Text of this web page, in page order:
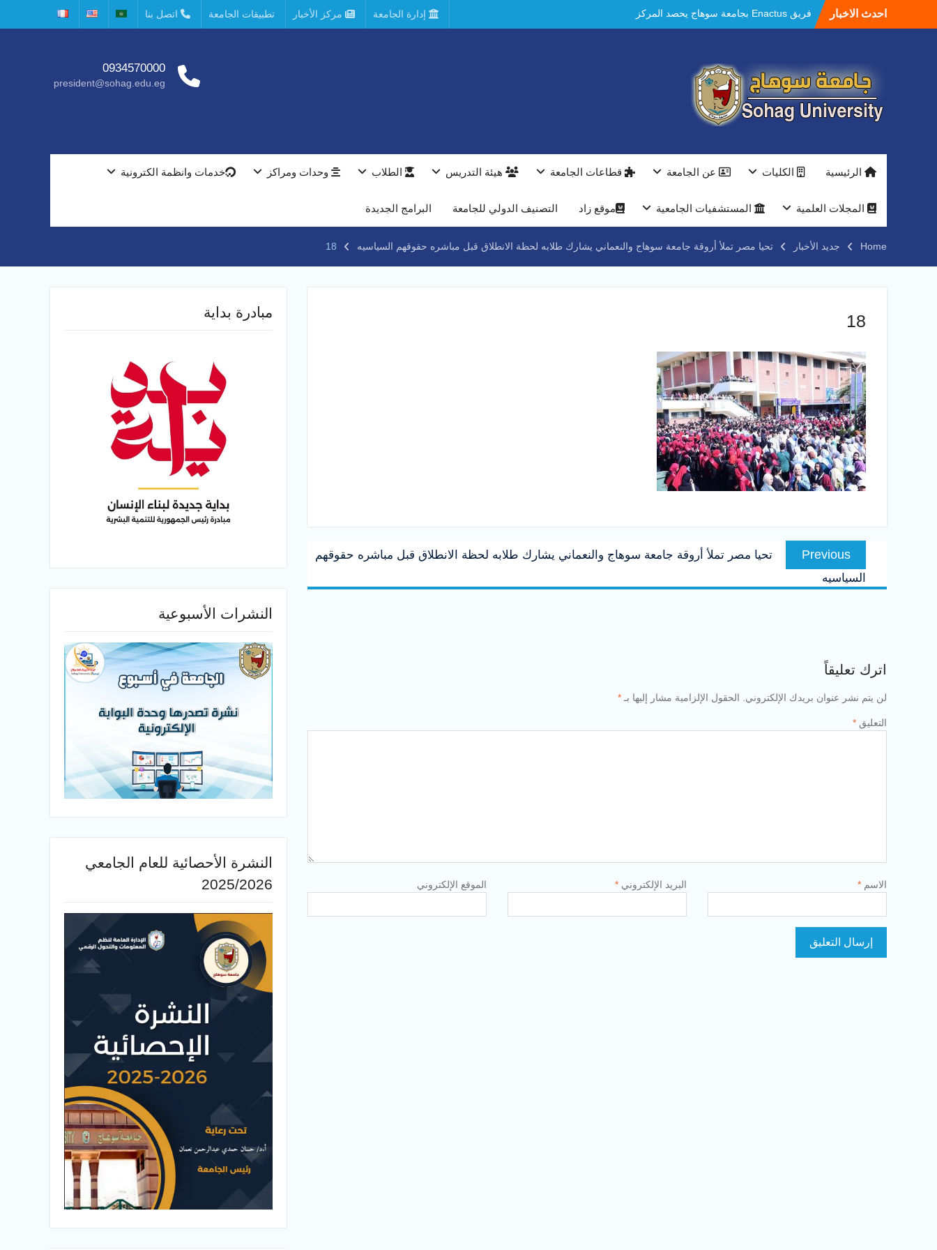
احدث الاخبار
فريق Enactus بجامعة سوهاج يحصد المركز
الاول في الابتكار وتمكين المراة والمركز الثاني
مستشفيات سوهاج الجامعية تحقق إنجازًا طبيًا
جديدًا و تنجح في علاج 3 حالات أكالازيا بتقنية
POEM دون جراحة .
النعماني يلتقي بمدير امن سوهاج الجديد لتقديم
بمعرض الاكاديمية العسكريه علي هامش
النعماني والمدير التنفيذي لشركة وادي النيل
جامعة سوهاج تفتح أبوابها لطلاب الثانوية العامة
إدارة الجامعة مركز الأخبار تطبيقات الجامعة اتصل بنا
0934570000
president@sohag.edu.eg
الرئيسية الكليات عن الجامعة قطاعات الجامعة هيئة التدريس الطلاب وحدات ومراكز خدمات وانظمة الكترونية
المجلات العلمية المستشفيات الجامعية موقع زاد التصنيف الدولي للجامعة البرامج الجديدة
Home جديد الأخبار تحيا مصر تملأ أروقة جامعة سوهاج والنعماني يشارك طلابه لحظة الانطلاق قبل مباشره حقوقهم السياسيه 18
18
تصفّح
المقالاتPrevious
Previous
post:
تحيا مصر تملأ أروقة جامعة سوهاج والنعماني يشارك طلابه لحظة الانطلاق قبل مباشره حقوقهم
السياسيه
اترك تعليقاً
لن يتم نشر عنوان بريدك الإلكتروني. الحقول الإلزامية مشار إليها بـ *
التعليق *
الاسم * البريد الإلكتروني * الموقع الإلكتروني
مبادرة بداية
النشرات الأسبوعية
النشرة الأحصائية للعام الجامعي
2025/2026